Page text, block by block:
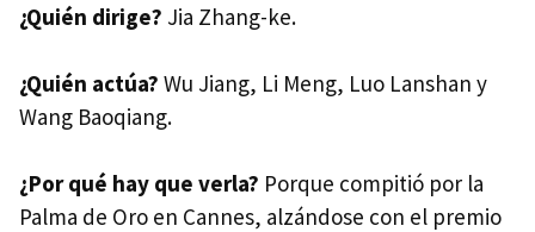
¿Quién dirige? Jia Zhang-ke.
¿Quién actúa? Wu Jiang, Li Meng, Luo Lanshan y
Wang Baoqiang.
¿Por qué hay que verla? Porque compitió por la
Palma de Oro en Cannes, alzándose con el premio